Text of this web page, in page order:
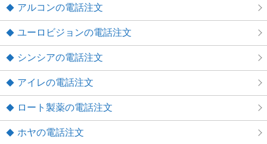
アルコンの電話注文
ユーロビジョンの電話注文
シンシアの電話注文
アイレの電話注文
ロート製薬の電話注文
ホヤの電話注文